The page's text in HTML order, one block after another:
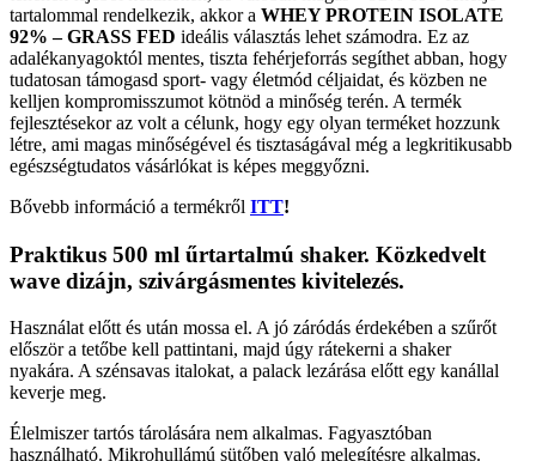
tartalommal rendelkezik, akkor a WHEY PROTEIN ISOLATE
92% – GRASS FED ideális választás lehet számodra. Ez az
adalékanyagoktól mentes, tiszta fehérjeforrás segíthet abban, hogy
tudatosan támogasd sport- vagy életmód céljaidat, és közben ne
kelljen kompromisszumot kötnöd a minőség terén. A termék
fejlesztésekor az volt a célunk, hogy egy olyan terméket hozzunk
létre, ami magas minőségével és tisztaságával még a legkritikusabb
egészségtudatos vásárlókat is képes meggyőzni.
Bővebb információ a termékről ITT!
Praktikus 500 ml űrtartalmú shaker. Közkedvelt
wave dizájn, szivárgásmentes kivitelezés.
Használat előtt és után mossa el. A jó záródás érdekében a szűrőt
először a tetőbe kell pattintani, majd úgy rátekerni a shaker
nyakára. A szénsavas italokat, a palack lezárása előtt egy kanállal
keverje meg.
Élelmiszer tartós tárolására nem alkalmas. Fagyasztóban
használható. Mikrohullámú sütőben való melegítésre alkalmas.